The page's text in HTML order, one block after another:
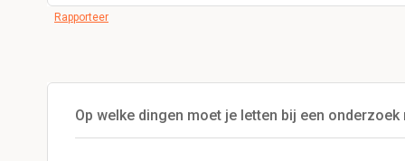
Rapporteer
Op welke dingen moet je letten bij een